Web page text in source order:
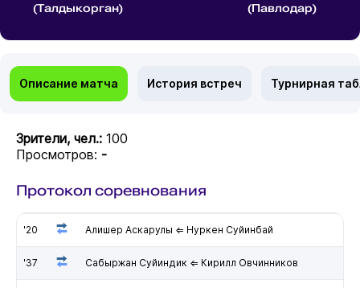
(Талдыкорган)
(Павлодар)
Описание матча История встреч Турнирная
Зрители, чел.: 100
Просмотров: -
Протокол соревнования
'20 Алишер Аскарулы ⇐ Нуркен Суйинбай
'37 Сабыржан Суйиндик ⇐ Кирилл Овчинников